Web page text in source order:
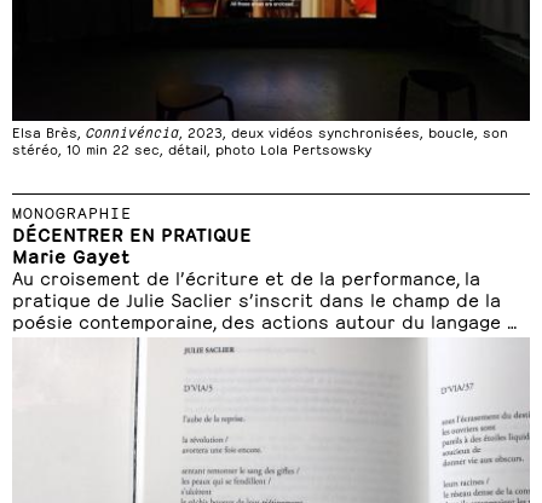
Elsa Brès, Connivéncia, 2023, deux vidéos synchronisées, boucle, son
stéréo, 10 min 22 sec, détail, photo Lola Pertsowsky
MONOGRAPHIE
DÉCENTRER EN PRATIQUE
Marie Gayet
Au croisement de l’écriture et de la performance, la
pratique de Julie Saclier s’inscrit dans le champ de la
poésie contemporaine, des actions autour du langage …